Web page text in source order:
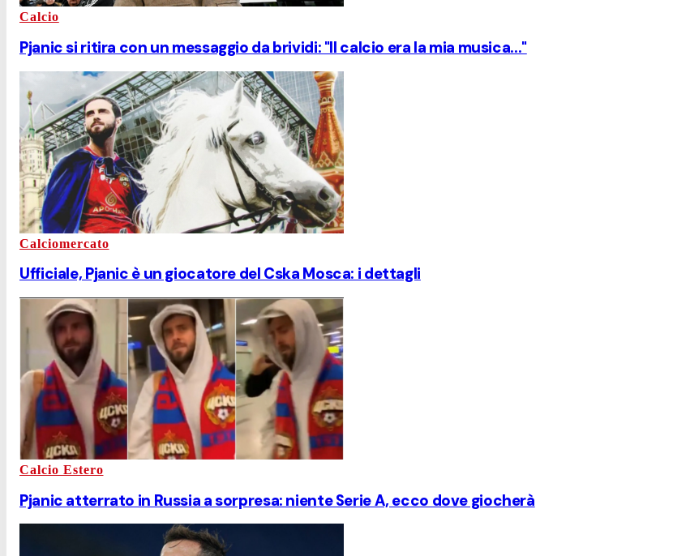
Calcio
Pjanic si ritira con un messaggio da brividi: "Il calcio era la mia musica..."
Calciomercato
Ufficiale, Pjanic è un giocatore del Cska Mosca: i dettagli
Calcio Estero
Pjanic atterrato in Russia a sorpresa: niente Serie A, ecco dove giocherà